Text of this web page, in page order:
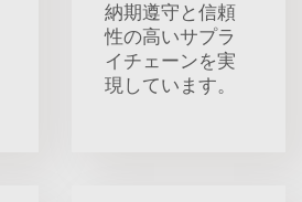
納期遵守と信頼
性の高いサプラ
イチェーンを実
現しています。